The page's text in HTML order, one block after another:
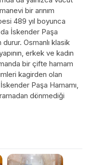
bir arınım
489 yıl boyunca
İskender Paşa
durur. Osmanlı klasik
erkek ve kadın
bir çifte hamam
kagirden olan
Paşa Hamamı,
dönmediği